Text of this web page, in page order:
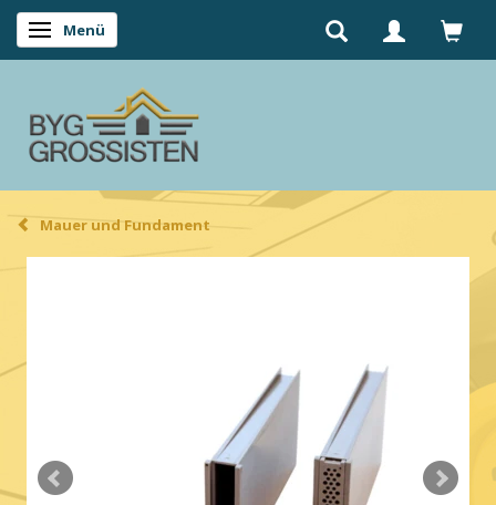
Anzeige ändern
Menü
Mauer und Fundament